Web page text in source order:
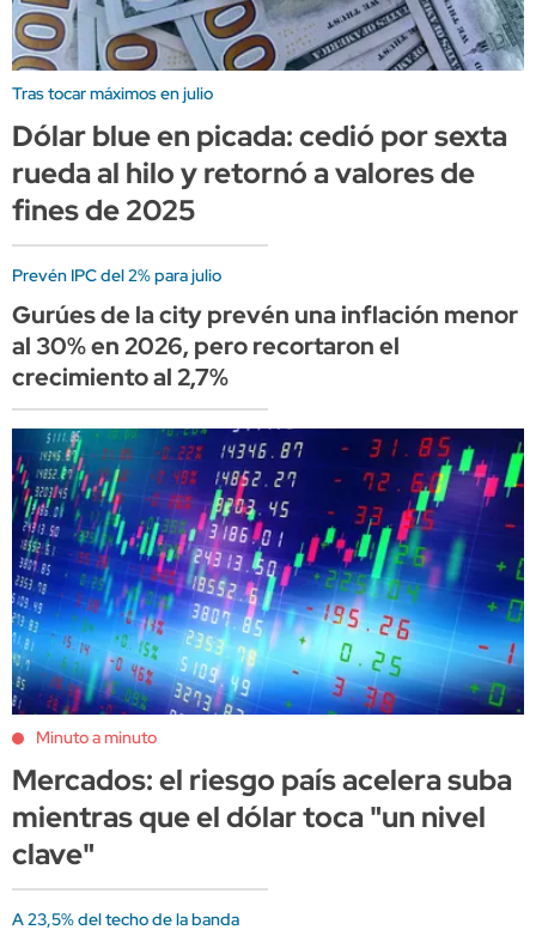
Tras tocar máximos en julio
Dólar blue en picada: cedió por sexta
rueda al hilo y retornó a valores de
fines de 2025
Prevén IPC del 2% para julio
Gurúes de la city prevén una inflación menor
al 30% en 2026, pero recortaron el
crecimiento al 2,7%
Minuto a minuto
Mercados: el riesgo país acelera suba
mientras que el dólar toca "un nivel
clave"
A 23,5% del techo de la banda